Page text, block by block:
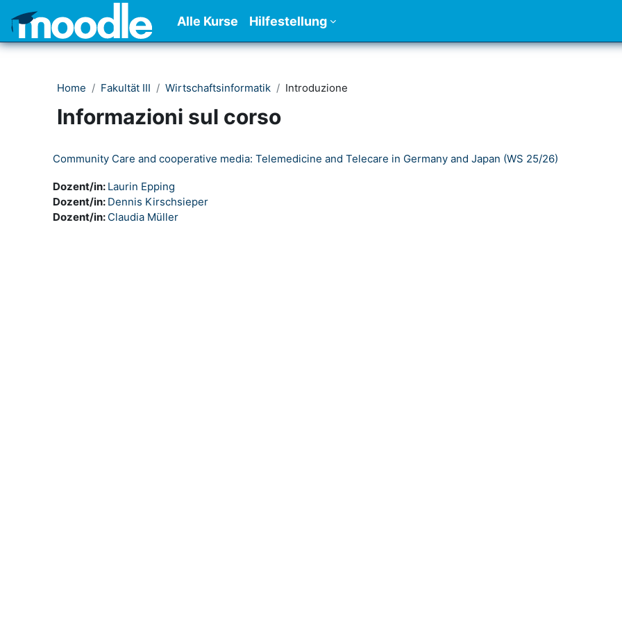
Vai al contenuto principale
Alle Kurse Hilfestellung
Home Fakultät III Wirtschaftsinformatik Introduzione
Informazioni sul corso
Community Care and cooperative media: Telemedicine and Telecare in Germany and Japan (WS 25/26)
Dozent/in: Laurin Epping
Dozent/in: Dennis Kirschsieper
Dozent/in: Claudia Müller